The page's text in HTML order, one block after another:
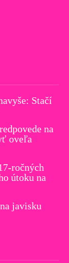
Stačí
na
oveľa
ročných
útoku na
javisku